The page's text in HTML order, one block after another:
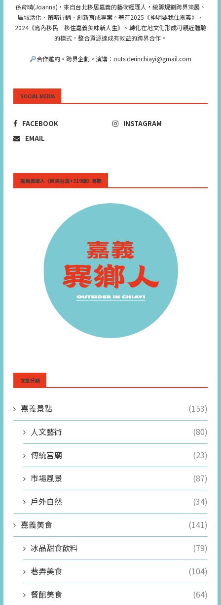
孫育晴(Joanna)，來自台北移居嘉義的藝術經理人，統籌規劃跨界策展、
區域活化、策略行銷、創新育成專案。著有2025《神明要我住嘉義》、
2024《島內移民—移住嘉義美味新人生》。轉化在地文化形成可親近體驗
的模式，整合資源達成有效益的跨界合作。
合作邀約。跨界企劃。演講：outsiderinchiayi@gmail.com
SOCIAL MEDIA
FACEBOOK
INSTAGRAM
EMAIL
嘉義異鄉人《微笑台灣+319鄉》專欄
文章分類
嘉義景點
(153)
人文藝術
(80)
傳統宮廟
(23)
市場風景
(87)
戶外自然
(34)
嘉義美食
(141)
冰品甜食飲料
(79)
巷弄美食
(104)
餐館美食
(64)